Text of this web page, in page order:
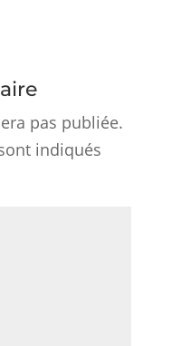
pas publiée.
indiqués